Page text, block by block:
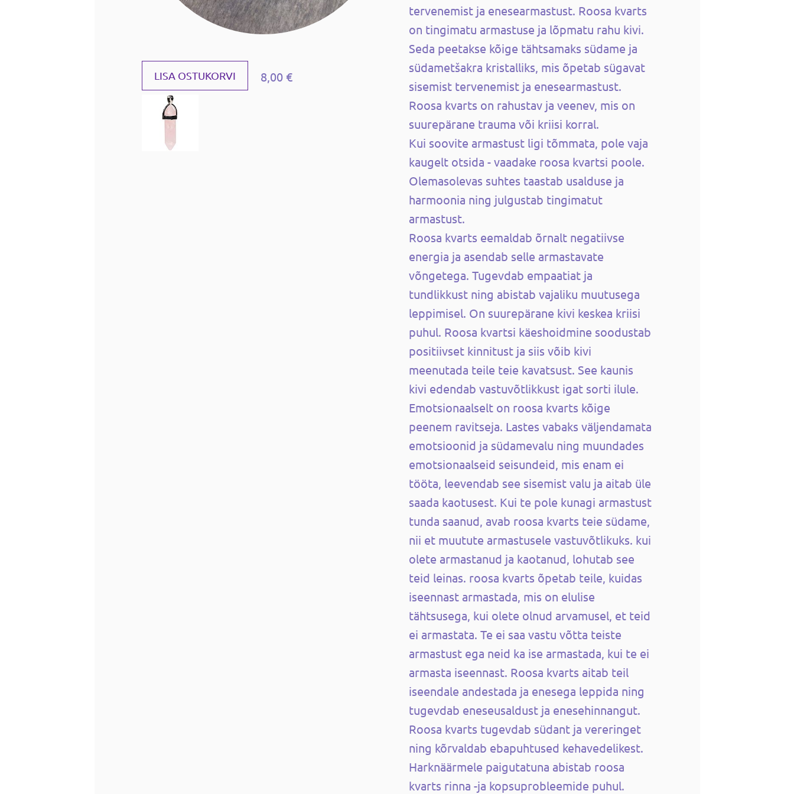
LISA OSTUKORVI 8,00 €
tervenemist ja enesearmastust. Roosa kvarts
on tingimatu armastuse ja lõpmatu rahu kivi.
Seda peetakse kõige tähtsamaks südame ja
südametšakra kristalliks, mis õpetab sügavat
sisemist tervenemist ja enesearmastust.
Roosa kvarts on rahustav ja veenev, mis on
suurepärane trauma või kriisi korral.
Kui soovite armastust ligi tõmmata, pole vaja
kaugelt otsida - vaadake roosa kvartsi poole.
Olemasolevas suhtes taastab usalduse ja
harmoonia ning julgustab tingimatut
armastust.
Roosa kvarts eemaldab õrnalt negatiivse
energia ja asendab selle armastavate
võngetega. Tugevdab empaatiat ja
tundlikkust ning abistab vajaliku muutusega
leppimisel. On suurepärane kivi keskea kriisi
puhul. Roosa kvartsi käeshoidmine soodustab
positiivset kinnitust ja siis võib kivi
meenutada teile teie kavatsust. See kaunis
kivi edendab vastuvõtlikkust igat sorti ilule.
Emotsionaalselt on roosa kvarts kõige
peenem ravitseja. Lastes vabaks väljendamata
emotsioonid ja südamevalu ning muundades
emotsionaalseid seisundeid, mis enam ei
tööta, leevendab see sisemist valu ja aitab üle
saada kaotusest. Kui te pole kunagi armastust
tunda saanud, avab roosa kvarts teie südame,
nii et muutute armastusele vastuvõtlikuks. kui
olete armastanud ja kaotanud, lohutab see
teid leinas. roosa kvarts õpetab teile, kuidas
iseennast armastada, mis on elulise
tähtsusega, kui olete olnud arvamusel, et teid
ei armastata. Te ei saa vastu võtta teiste
armastust ega neid ka ise armastada, kui te ei
armasta iseennast. Roosa kvarts aitab teil
iseendale andestada ja enesega leppida ning
tugevdab eneseusaldust ja enesehinnangut.
Roosa kvarts tugevdab südant ja vereringet
ning kõrvaldab ebapuhtused kehavedelikest.
Harknäärmele paigutatuna abistab roosa
kvarts rinna -ja kopsuprobleemide puhul.